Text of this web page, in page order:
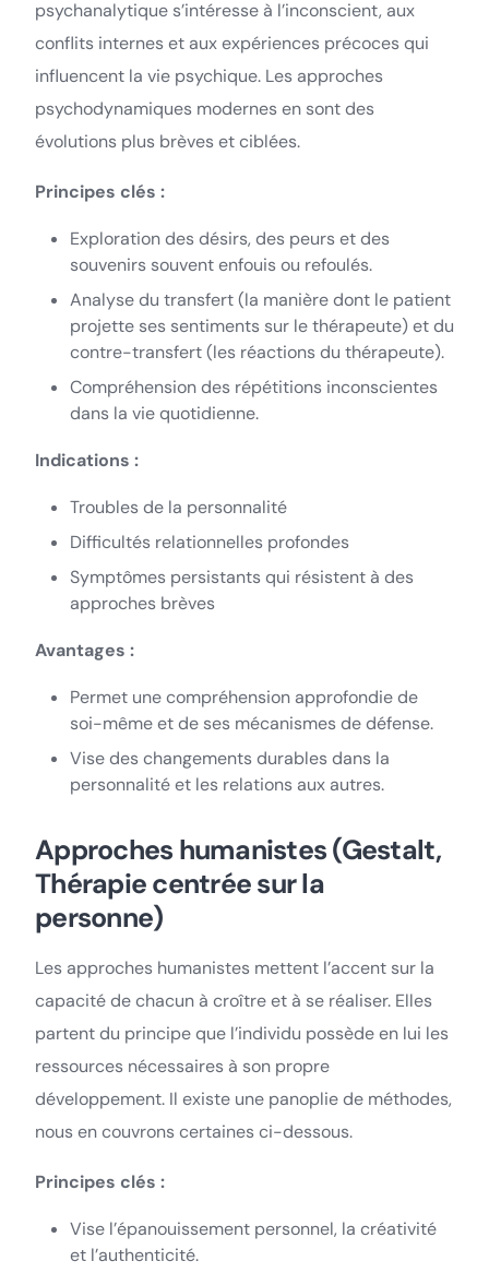
psychanalytique s’intéresse à l’inconscient, aux
conflits internes et aux expériences précoces qui
influencent la vie psychique. Les approches
psychodynamiques modernes en sont des
évolutions plus brèves et ciblées.
Principes clés :
Exploration des désirs, des peurs et des
souvenirs souvent enfouis ou refoulés.
Analyse du transfert (la manière dont le patient
projette ses sentiments sur le thérapeute) et du
contre-transfert (les réactions du thérapeute).
Compréhension des répétitions inconscientes
dans la vie quotidienne.
Indications :
Troubles de la personnalité
Difficultés relationnelles profondes
Symptômes persistants qui résistent à des
approches brèves
Avantages :
Permet une compréhension approfondie de
soi-même et de ses mécanismes de défense.
Vise des changements durables dans la
personnalité et les relations aux autres.
Approches humanistes (Gestalt,
Thérapie centrée sur la
personne)
Les approches humanistes mettent l’accent sur la
capacité de chacun à croître et à se réaliser. Elles
partent du principe que l’individu possède en lui les
ressources nécessaires à son propre
développement. Il existe une panoplie de méthodes,
nous en couvrons certaines ci-dessous.
Principes clés :
Vise l’épanouissement personnel, la créativité
et l’authenticité.